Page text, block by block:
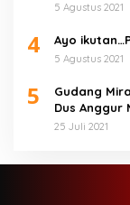
5 Agustus 2021
4 Ayo
5 Agustus 2021
5
Gudang
Dus Anggur
25 Juli 2021